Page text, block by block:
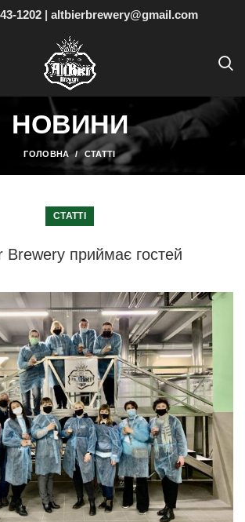
1202 | altbierbrewery@gmail.com
НОВИНИ
ГОЛОВНА СТАТТІ
СТАТТІ
Brewery приймає гостей